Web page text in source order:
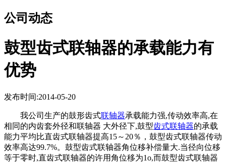
公司动态
鼓型齿式联轴器的承载能力有
优势
发布时间:2014-05-20
我公司生产的鼓形齿式联轴器承载能力强,传动效率高,在
相同的内齿套外径和联轴器 大外径下,鼓型齿式联轴器的承载
能力平均比直齿式联轴器提高15～20％，鼓型齿式联轴器传动
效率高达99.7%。鼓型齿式联轴器角位移补偿量大.当径向位移
等于零时,直齿式联轴器的许用角位移为1o,而鼓型齿式联轴器